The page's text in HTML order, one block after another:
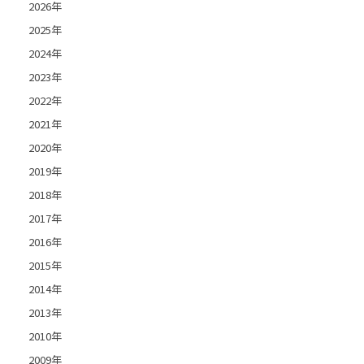
2026年
2025年
2024年
2023年
2022年
2021年
2020年
2019年
2018年
2017年
2016年
2015年
2014年
2013年
2010年
2009年